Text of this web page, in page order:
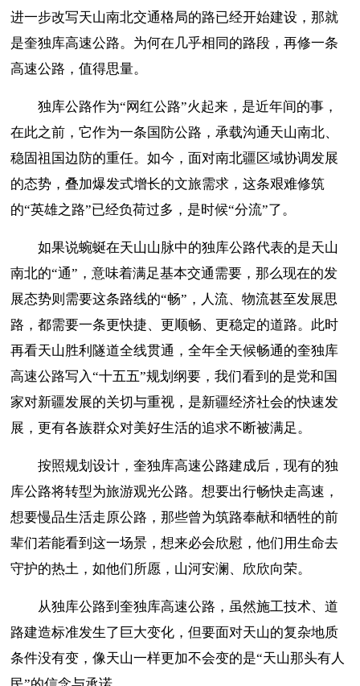
进一步改写天山南北交通格局的路已经开始建设，那就
是奎独库高速公路。为何在几乎相同的路段，再修一条
高速公路，值得思量。
独库公路作为“网红公路”火起来，是近年间的事，
在此之前，它作为一条国防公路，承载沟通天山南北、
稳固祖国边防的重任。如今，面对南北疆区域协调发展
的态势，叠加爆发式增长的文旅需求，这条艰难修筑
的“英雄之路”已经负荷过多，是时候“分流”了。
如果说蜿蜒在天山山脉中的独库公路代表的是天山
南北的“通”，意味着满足基本交通需要，那么现在的发
展态势则需要这条路线的“畅”，人流、物流甚至发展思
路，都需要一条更快捷、更顺畅、更稳定的道路。此时
再看天山胜利隧道全线贯通，全年全天候畅通的奎独库
高速公路写入“十五五”规划纲要，我们看到的是党和国
家对新疆发展的关切与重视，是新疆经济社会的快速发
展，更有各族群众对美好生活的追求不断被满足。
按照规划设计，奎独库高速公路建成后，现有的独
库公路将转型为旅游观光公路。想要出行畅快走高速，
想要慢品生活走原公路，那些曾为筑路奉献和牺牲的前
辈们若能看到这一场景，想来必会欣慰，他们用生命去
守护的热土，如他们所愿，山河安澜、欣欣向荣。
从独库公路到奎独库高速公路，虽然施工技术、道
路建造标准发生了巨大变化，但要面对天山的复杂地质
条件没有变，像天山一样更加不会变的是“天山那头有人